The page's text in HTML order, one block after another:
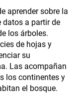
aprender sobre la
datos a partir de
los árboles.
de hojas y
su
Las acompañan
los continentes y
el bosque.